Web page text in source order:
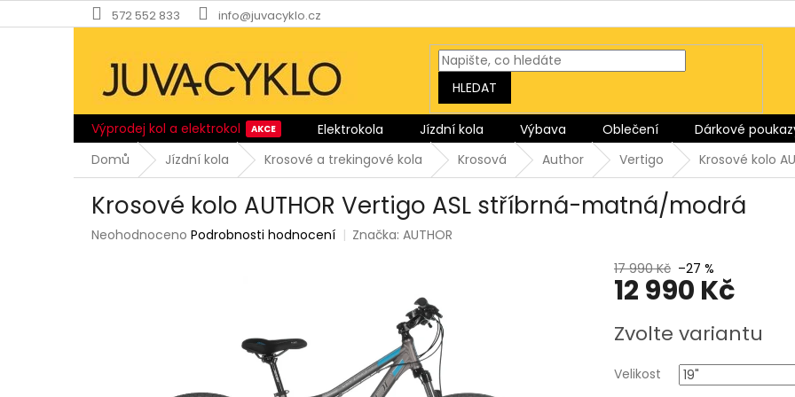
na
572 552 833 info@juvacyklo.cz
HLEDAT
Výprodej kol a elektrokol Elektrokola Jízdní kola Výbava Oblečení Dárkové
Domů
Jízdní kola Krosové a trekingové kola Krosová Author Vertigo Krosové kolo
Krosové kolo AUTHOR Vertigo ASL stříbrná-matná/modrá
Průměrné
Neohodnoceno Podrobnosti hodnocení Značka:AUTHOR
17 990 Kč –27 %
12 990 Kč
cena:
Zvolte variantu
Velikost